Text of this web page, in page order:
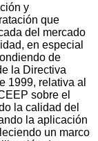
y
que
del mercado
en especial
de
la Directiva
1999, relativa al
sobre el
la calidad del
la aplicación
un marco